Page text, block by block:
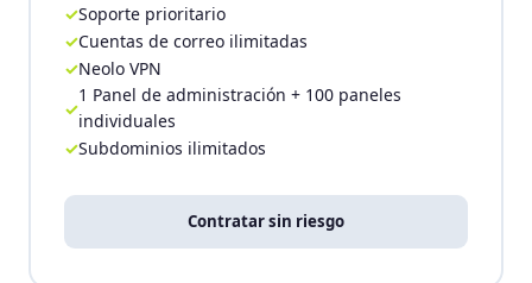
Soporte prioritario
Cuentas de correo ilimitadas
Neolo VPN
1 Panel de administración + 100 paneles
individuales
Subdominios ilimitados
Contratar sin riesgo